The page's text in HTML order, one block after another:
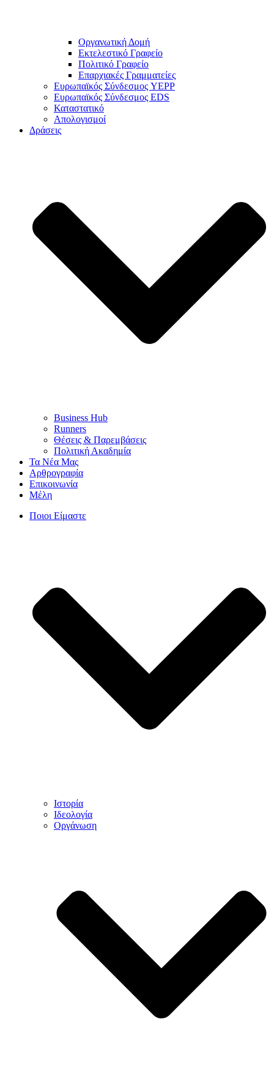
Οργανωτική Δομή
Εκτελεστικό Γραφείο
Πολιτικό Γραφείο
Επαρχιακές Γραμματείες
Ευρωπαϊκός Σύνδεσμος YEPP
Ευρωπαϊκός Σύνδεσμος EDS
Καταστατικό
Απολογισμοί
Δράσεις
Business Hub
Runners
Θέσεις & Παρεμβάσεις
Πολιτική Ακαδημία
Τα Νέα Μας
Αρθρογραφία
Επικοινωνία
Μέλη
Ποιοι Είμαστε
Ιστορία
Ιδεολογία
Οργάνωση